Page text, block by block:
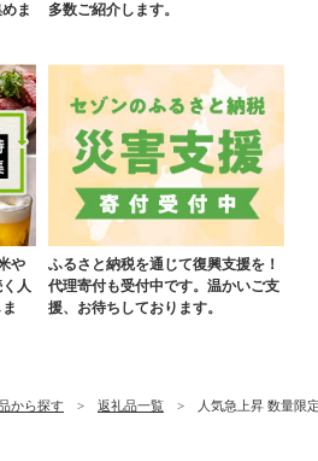
ま
多数ご紹介します。
や
人
ふるさと納税を通じて復興支援を！
代理寄付も受付中です。温かいご支
援、お待ちしております。
から探す 返礼品一覧 人気急上昇 数量限